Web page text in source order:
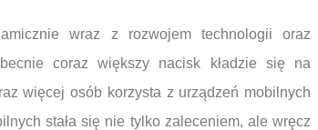
wraz z rozwojem technologii oraz
coraz większy nacisk kładzie się na
więcej osób korzysta z urządzeń mobilnych
stała się nie tylko zaleceniem, ale wręcz